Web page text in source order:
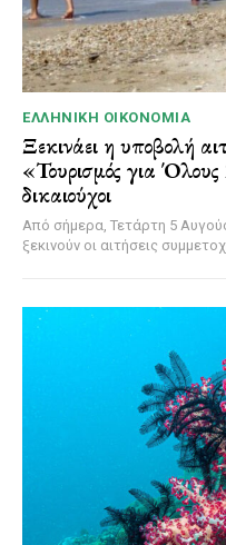
ΕΛΛΗΝΙΚΉ ΟΙΚΟΝΟΜΊΑ
Ξεκινάει η υποβολή
«Τουρισμός για
δικαιούχοι
Από σήμερα, Τετάρτη 5
ξεκινούν οι αιτήσεις